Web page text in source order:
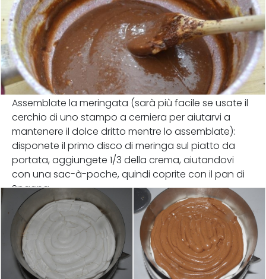
Assemblate la meringata (sarà più facile se usate il
cerchio di uno stampo a cerniera per aiutarvi a
mantenere il dolce dritto mentre lo assemblate):
disponete il primo disco di meringa sul piatto da
portata, aggiungete 1/3 della crema, aiutandovi
con una sac-à-poche, quindi coprite con il pan di
Spagna.